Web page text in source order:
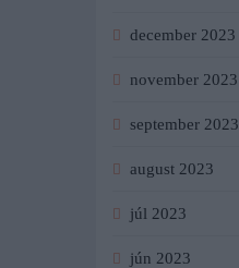
december 2023
november 2023
september 2023
august 2023
júl 2023
jún 2023